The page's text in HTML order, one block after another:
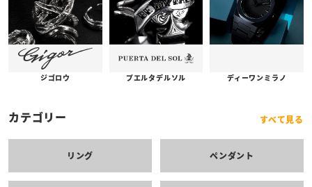
ジゴロウ プエルタデルソル ディーワンミラノ
カテゴリー すべて見る
リング ペンダント